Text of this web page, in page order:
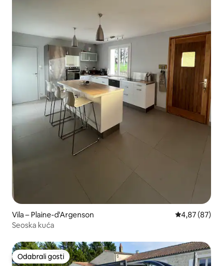
Vila – Plaine-d'Argenson Prosječna
4,87 (87)
Seoska kuća
Odabrali gosti
Odabrali gosti